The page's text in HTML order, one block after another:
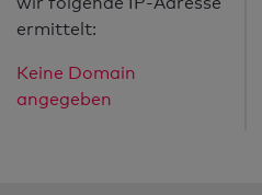
ermittelt:
Keine Domain
angegeben